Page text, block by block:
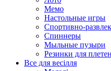
Мемо
Настольные игры
Спортивно-
Спиннеры
Мыльные пузыри
Резинки для
Все для весілля